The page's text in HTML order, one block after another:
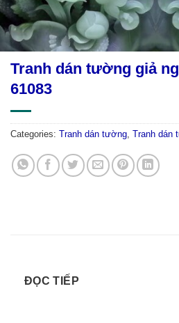
Tranh dán tường giả
61083
Categories: Tranh dán tường, Tranh dán
ĐỌC TIẾP